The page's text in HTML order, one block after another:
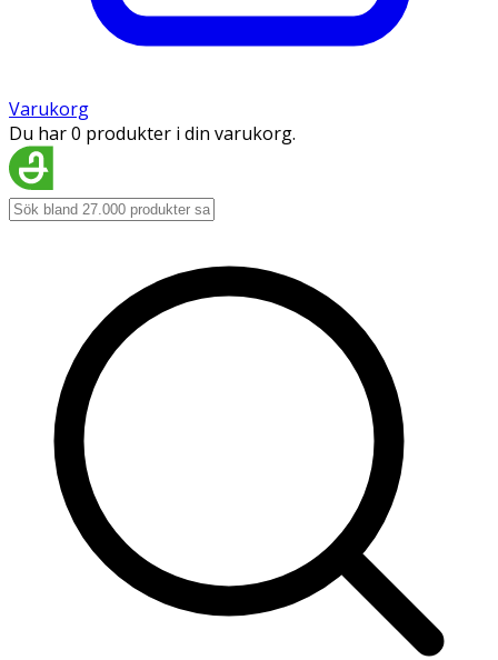
Varukorg
Du har 0 produkter i din varukorg.